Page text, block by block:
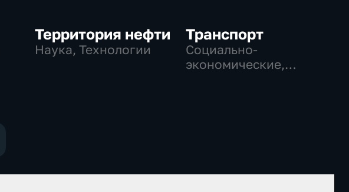
Территория нефти
Наука, Технологии
Транспорт
Социально-
экономические,